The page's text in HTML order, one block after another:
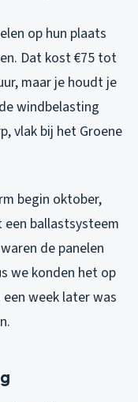
op hun plaats
Dat kost €75 tot
maar je houdt je
windbelasting
vlak bij het Groene
begin oktober,
ballastsysteem
de panelen
we konden het op
week later was